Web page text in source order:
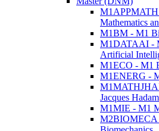
Mathematics
M1BM - M1
M1DATAAI -
Artificial
M1ECO - M1
M1ENERG -
Jacques
M1MIE - M1
M2BIOMECA